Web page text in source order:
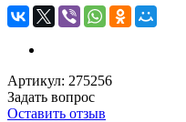
Артикул: 275256
Задать вопрос
Оставить отзыв